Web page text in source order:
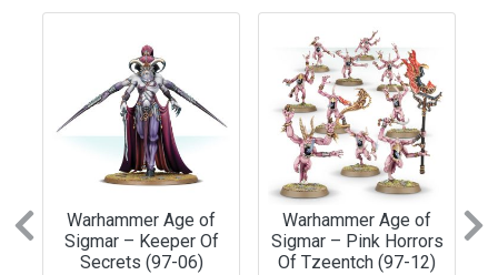
Warhammer Age of
Sigmar – Keeper Of
Secrets (97-06)
Warhammer Age of
Sigmar – Pink Horrors
Of Tzeentch (97-12)
Previous